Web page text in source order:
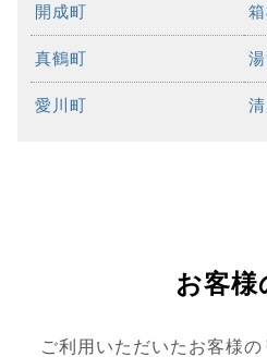
開成町
真鶴町
愛川町
お客様
ご利用いただいたお客様の